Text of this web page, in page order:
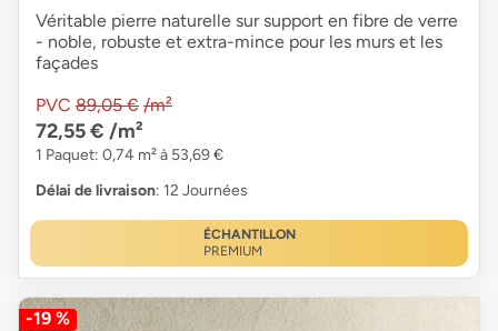
Véritable pierre naturelle sur support en fibre de verre
- noble, robuste et extra-mince pour les murs et les
façades
PVC 89,05 € /m²
72,55 € /m²
1 Paquet: 0,74 m² à 53,69 €
Délai de livraison: 12 Journées
ÉCHANTILLON
PREMIUM
-19 %